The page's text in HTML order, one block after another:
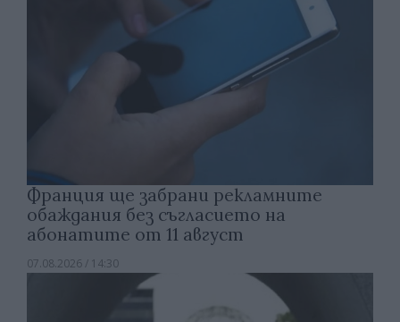
Франция ще забрани рекламните
обаждания без съгласието на
абонатите от 11 август
07.08.2026 / 14:30